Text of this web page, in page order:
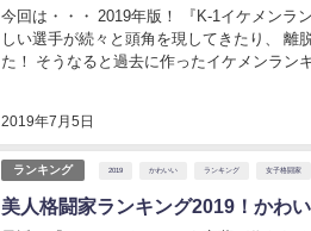
2019年7月5日
今回は・・・ 2019年版！ 『K-1イケメンランキング』 やっていきます！
しい選手が続々と頭角を現してきたり、 離
た！ そうなると過去に作ったイケメンラン
ランキング 2019 かわいい ランキング 女子格闘家
美人格闘家ランキング2019！かわ